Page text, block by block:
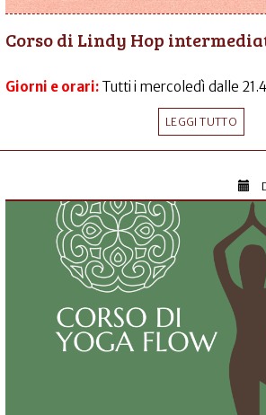
Corso di Lindy Hop
Giorni e orari: Tutti i mercoledì dalle
LEGGI TUTTO